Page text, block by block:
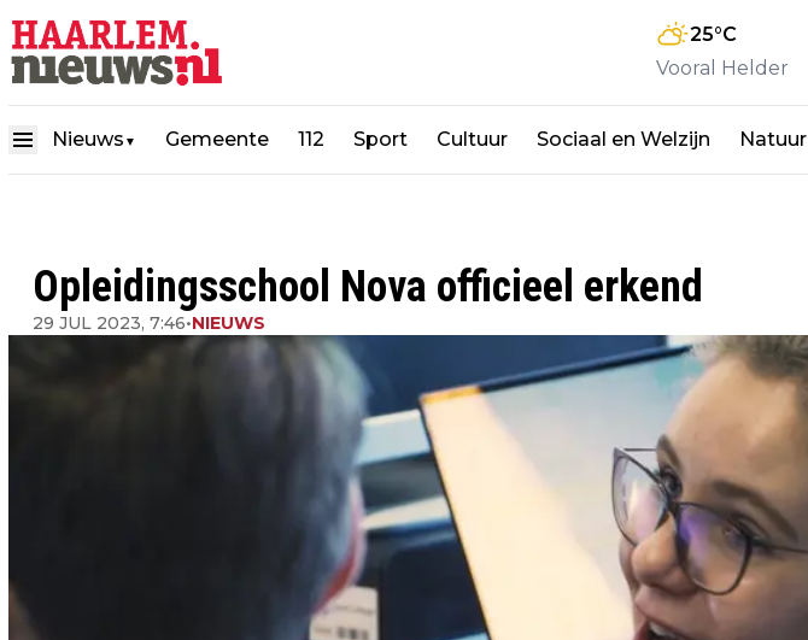
25°C
Vooral Helder
Nieuws ▼ Gemeente 112 Sport Cultuur Sociaal en Welzijn Natuur
Opleidingsschool Nova officieel erkend
29 JUL 2023, 7:46•NIEUWS